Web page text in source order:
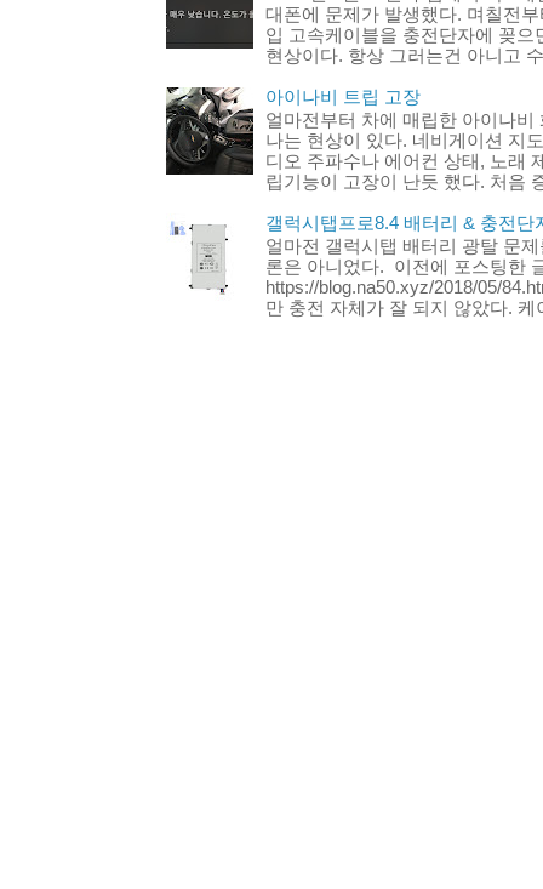
대폰에 문제가 발생했다. 며칠전
입 고속케이블을 충전단자에 꽂
현상이다. 항상 그러는건 아니고
아이나비 트립 고장
얼마전부터 차에 매립한 아이나
나는 현상이 있다. 네비게이션 지
디오 주파수나 에어컨 상태, 노래
립기능이 고장이 난듯 했다. 처음
갤럭시탭프로8.4 배터리 & 충전단
얼마전 갤럭시탭 배터리 광탈 문
론은 아니었다. 이전에 포스팅한
https://blog.na50.xyz/2018/05/
만 충전 자체가 잘 되지 않았다. 케